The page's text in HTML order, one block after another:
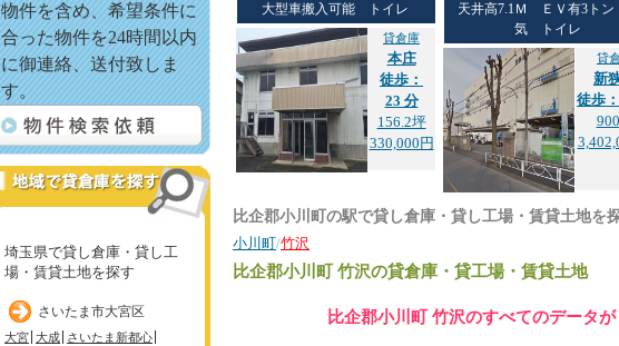
物件を含め、希望条件に
合った物件を24時間以内
に御連絡、送付致しま
す。
埼玉県で貸し倉庫・貸し工
場・賃貸土地を探す
さいたま市大宮区
大宮 大成 さいたま新都心
大型車搬入可能 トイレ
貸倉庫
本庄
徒歩：
23 分
156.2坪
330,000円
天井高7.1Ｍ ＥＶ有3ト
気 トイレ
貸
新
徒歩
比企郡小川町の駅で貸し倉庫・貸し工場・賃貸土地を
小川町 /竹沢
比企郡小川町 竹沢の貸倉庫・貸工場・賃貸土地
比企郡小川町 竹沢のすべてのデータが